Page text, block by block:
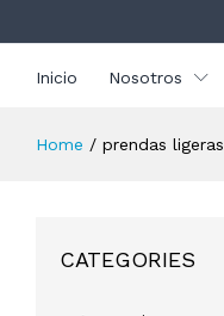
Inicio Nosotros
Home / prendas ligeras
CATEGORIES